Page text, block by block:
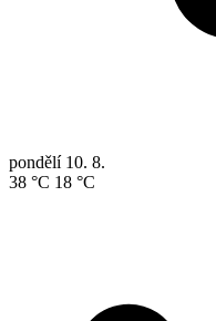
pondělí 10. 8.
38 °C 18 °C